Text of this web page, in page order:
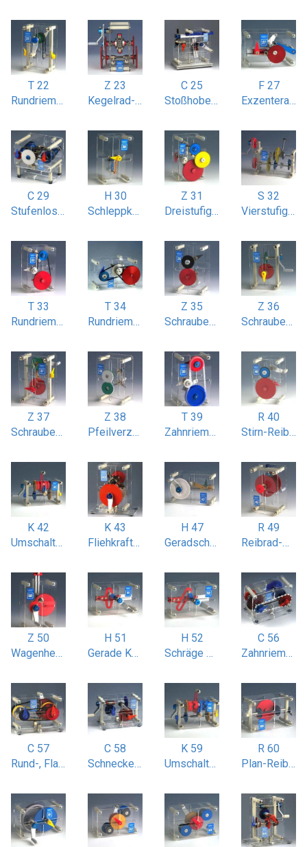
T 22
Rundriemenantrieb gekreuzt
Z 23
Kegelrad-Differentialgetriebe
C 25
Stoßhobelmaschine
F 27
Exzenterantrieb linear und radial
C 29
Stufenloses Flachriemengetriebe
H 30
Schleppkurbelgetriebe
Z 31
Dreistufiges Stirnradgetriebe
S 32
Vierstufiges Schaltgetriebe
T 33
Rundriemenantrieb mit Spannrolle
T 34
Rundriemenantrieb zweistufig
Z 35
Schraubenradgetriebe einstufig
Z 36
Schraubenradgetriebe einstufig mit 90° gekreuzten Wellen
Z 37
Schraubenradgetriebe zweistufig
Z 38
Pfeilverzahnungs-Getriebe
T 39
Zahnriemenantrieb mit Spannrad
R 40
Stirn-Reibradgetriebe
K 42
Umschalt-Zahnkupplung
K 43
Fliehkraftkupplung
H 47
Geradschubkurbel (nach James Watt)
R 49
Reibrad-Wendegetriebe
Z 50
Wagenheber
H 51
Gerade Kurbelschleife
H 52
Schräge Kurbelschleife 30 Grad
C 56
Zahnriemen-Ketten- und Kugelsaitenantrieb
C 57
Rund-, Flach- und Keilriemenantrieb
C 58
Schnecken-Kegel-Schraubenradgetriebe
K 59
Umschalt-Klauenkupplung
R 60
Plan-Reibradgetriebe